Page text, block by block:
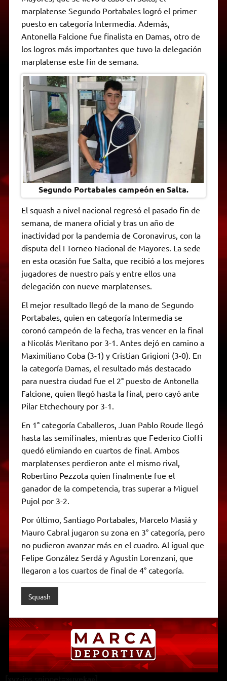
A
p
p
a
m
e
r
o
o
k
g
e
n
k
F
r
i
n
d
l
y
marplatense Segundo Portabales logró el primer
puesto en categoría Intermedia. Además,
Antonella Falcione fue finalista en Damas, otro de
los logros más importantes que tuvo la delegación
marplatense este fin de semana.
Segundo Portabales campeón en Salta.
El squash a nivel nacional regresó el pasado fin de
semana, de manera oficial y tras un año de
inactividad por la pandemia de Coronavirus, con la
disputa del I Torneo Nacional de Mayores. La sede
en esta ocasión fue Salta, que recibió a los mejores
jugadores de nuestro país y entre ellos una
delegación con nueve marplatenses.
El mejor resultado llegó de la mano de Segundo
Portabales, quien en categoría Intermedia se
coronó campeón de la fecha, tras vencer en la final
a Nicolás Meritano por 3-1. Antes dejó en camino a
Maximiliano Coba (3-1) y Cristian Grigioni (3-0). En
la categoría Damas, el resultado más destacado
para nuestra ciudad fue el 2° puesto de Antonella
Falcione, quien llegó hasta la final, pero cayó ante
Pilar Etchechoury por 3-1.
En 1° categoría Caballeros, Juan Pablo Roude llegó
hasta las semifinales, mientras que Federico Cioffi
quedó elimiando en cuartos de final. Ambos
marplatenses perdieron ante el mismo rival,
Robertino Pezzota quien finalmente fue el
ganador de la competencia, tras superar a Miguel
Pujol por 3-2.
Por último, Santiago Portabales, Marcelo Masiá y
Mauro Cabral jugaron su zona en 3° categoría, pero
no pudieron avanzar más en el cuadro. Al igual que
Felipe González Serdá y Agustín Lorenzani, que
llegaron a los cuartos de final de 4° categoría.
Squash